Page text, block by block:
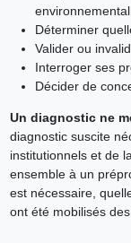
Déterminer
Valider ou
Interroger ses
Décider de
Un diagnostic ne
diagnostic suscite
institutionnels et de
ensemble à un
est nécessaire,
ont été mobilisés